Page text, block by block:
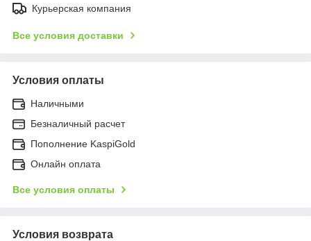
Курьерская компания
Все условия доставки
Условия оплаты
Наличными
Безналичный расчет
Пополнение KaspiGold
Онлайн оплата
Все условия оплаты
Условия возврата